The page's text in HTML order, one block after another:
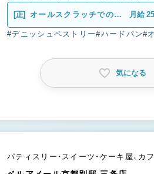
[正]
オールスクラッチでのパ
ン製造
月給
#デニッシュペストリー#ハードパン#
気になる
パティスリー・スイーツ・ケーキ屋、カ